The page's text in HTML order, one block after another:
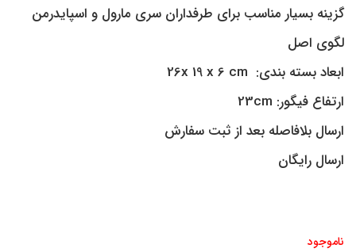
گزینه بسیار مناسب برای طرفداران سری مارول و اسپایدرمن
لگوی اصل
ابعاد بسته بندی: 26x 19 x 6 cm
ارتفاع فیگور: 23cm
ارسال بلافاصله بعد از ثبت سفارش
ارسال رایگان
ناموجود